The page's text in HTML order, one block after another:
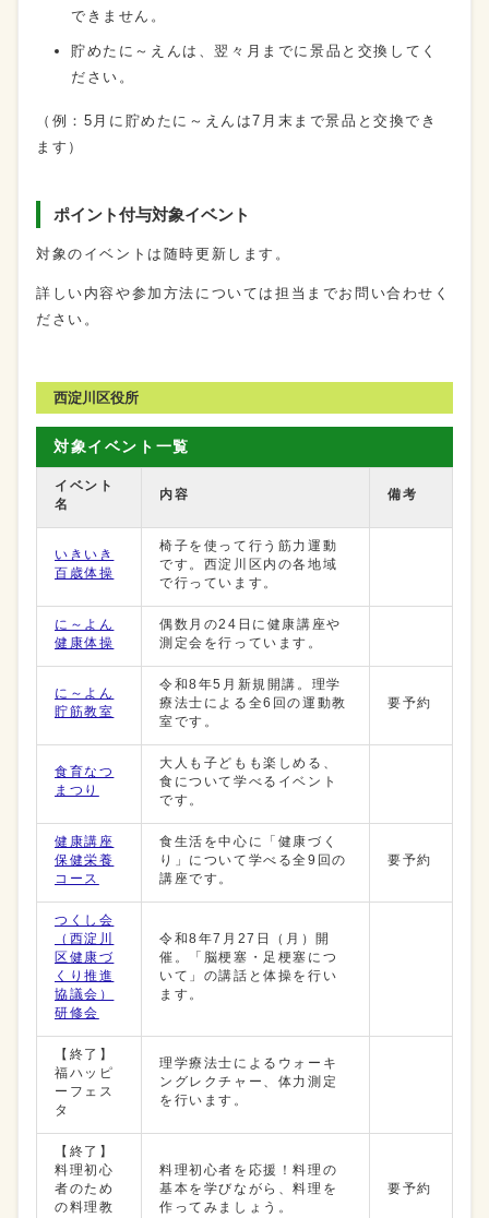
できません。
貯めたに～えんは、翌々月までに景品と交換してく
ださい。
（例：5月に貯めたに～えんは7月末まで景品と交換でき
ます）
ポイント付与対象イベント
対象のイベントは随時更新します。
詳しい内容や参加方法については担当までお問い合わせく
ださい。
西淀川区役所
対象イベント一覧
イベント
名
内容 備考
いきいき
百歳体操
椅子を使って行う筋力運動
です。西淀川区内の各地域
で行っています。
に～よん
健康体操
偶数月の24日に健康講座や
測定会を行っています。
に～よん
貯筋教室
令和8年5月新規開講。理学
療法士による全6回の運動教
室です。
要予約
食育なつ
まつり
大人も子どもも楽しめる、
食について学べるイベント
です。
健康講座
保健栄養
コース
食生活を中心に「健康づく
り」について学べる全9回の
講座です。
要予約
つくし会
（西淀川
区健康づ
くり推進
協議会）
研修会
令和8年7月27日（月）開
催。「脳梗塞・足梗塞につ
いて」の講話と体操を行い
ます。
【終了】
福ハッピ
ーフェス
タ
理学療法士によるウォーキ
ングレクチャー、体力測定
を行います。
【終了】
料理初心
者のため
の料理教
料理初心者を応援！料理の
基本を学びながら、料理を
作ってみましょう。
要予約